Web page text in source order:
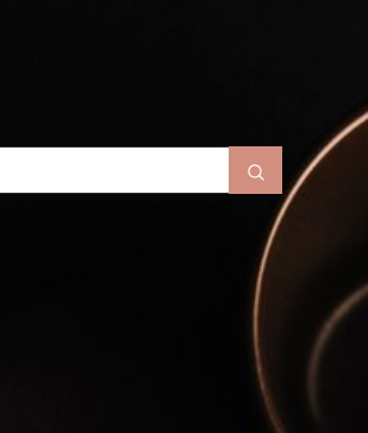
Search